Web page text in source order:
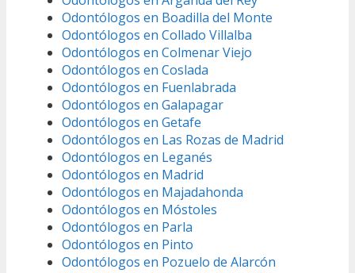
Odontólogos en Boadilla del Monte
Odontólogos en Collado Villalba
Odontólogos en Colmenar Viejo
Odontólogos en Coslada
Odontólogos en Fuenlabrada
Odontólogos en Galapagar
Odontólogos en Getafe
Odontólogos en Las Rozas de Madrid
Odontólogos en Leganés
Odontólogos en Madrid
Odontólogos en Majadahonda
Odontólogos en Móstoles
Odontólogos en Parla
Odontólogos en Pinto
Odontólogos en Pozuelo de Alarcón